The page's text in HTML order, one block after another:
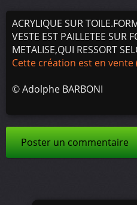
ACRYLIQUE SUR
VESTE EST PAILLETEE SUR
METALISE,QUI RESSORT
Cette création est en vente
©Adolphe BARBONI
Poster un commentaire